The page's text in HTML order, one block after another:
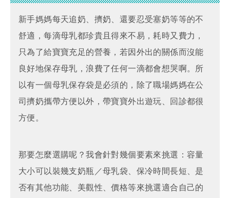
新手媽媽每天追奶、擠奶、還要忍受塞奶等等的不
舒適，每滴母乳都珍貴且得來不易，耗時又費力，
只為了給寶寶充足的營養，若因外出的關係而沒能
良好地保存母乳，浪費了任何一滴都會想哭啊。所
以有一個母乳保存袋是必須的，除了職場媽媽在公
司擠奶攜帶方便以外，帶寶寶外出遊玩、回診都很
方便。
那要怎麼選購呢？我會針對幾個要素來挑選：容量
大小可以裝幾支奶瓶／母乳袋、保冷時間長短、是
否有其他功能、美觀性、價格等來挑選適合自己的